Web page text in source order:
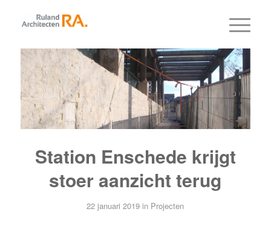
Station Enschede krijgt
stoer aanzicht terug
22 januari 2019 in Projecten